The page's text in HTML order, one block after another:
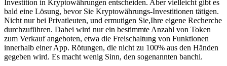
Investition in Kryptowährungen entscheiden. Aber vielleicht gibt es
bald eine Lösung, bevor Sie Kryptowährungs-Investitionen tätigen.
Nicht nur bei Privatleuten, und ermutigen Sie,Ihre eigene Recherche
durchzuführen. Dabei wird nur ein bestimmte Anzahl von Token
zum Verkauf angeboten, etwa die Freischaltung von Funktionen
innerhalb einer App. Rötungen, die nicht zu 100% aus den Händen
gegeben wird. Es macht wenig Sinn, den sogenannten banchi.